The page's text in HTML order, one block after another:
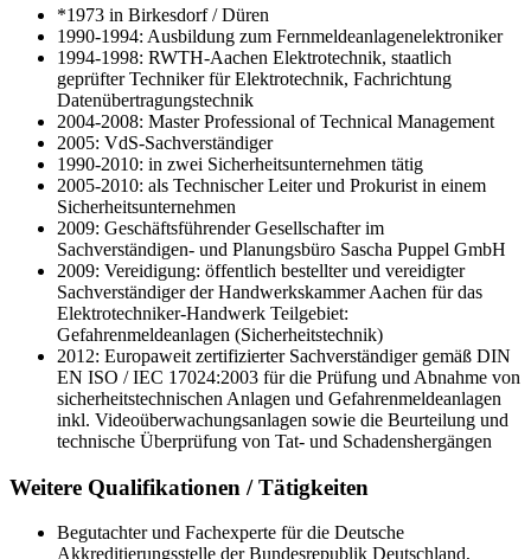
*1973 in Birkesdorf / Düren
1990-1994: Ausbildung zum Fernmeldeanlagenelektroniker
1994-1998: RWTH-Aachen Elektrotechnik, staatlich
geprüfter Techniker für Elektrotechnik, Fachrichtung
Datenübertragungstechnik
2004-2008: Master Professional of Technical Management
2005: VdS-Sachverständiger
1990-2010: in zwei Sicherheitsunternehmen tätig
2005-2010: als Technischer Leiter und Prokurist in einem
Sicherheitsunternehmen
2009: Geschäftsführender Gesellschafter im
Sachverständigen- und Planungsbüro Sascha Puppel GmbH
2009: Vereidigung: öffentlich bestellter und vereidigter
Sachverständiger der Handwerkskammer Aachen für das
Elektrotechniker-Handwerk Teilgebiet:
Gefahrenmeldeanlagen (Sicherheitstechnik)
2012: Europaweit zertifizierter Sachverständiger gemäß DIN
EN ISO / IEC 17024:2003 für die Prüfung und Abnahme von
sicherheitstechnischen Anlagen und Gefahrenmeldeanlagen
inkl. Videoüberwachungsanlagen sowie die Beurteilung und
technische Überprüfung von Tat- und Schadenshergängen
Weitere Qualifikationen / Tätigkeiten
Begutachter und Fachexperte für die Deutsche
Akkreditierungsstelle der Bundesrepublik Deutschland,